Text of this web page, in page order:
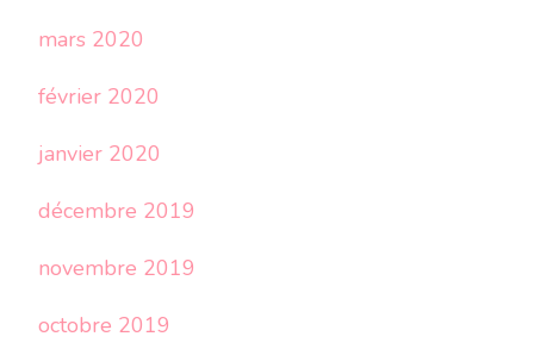
mars 2020
février 2020
janvier 2020
décembre 2019
novembre 2019
octobre 2019